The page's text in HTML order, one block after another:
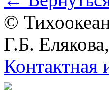
©
Г.Б.
Контактная